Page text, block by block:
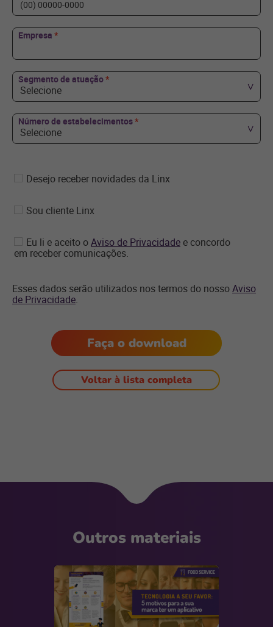
Empresa *
Segmento de atuação*
Selecione
Número de estabelecimentos*
Selecione
Desejo receber novidades da Linx
Sou cliente Linx
Eu li e aceito oAviso de Privacidade e concordo
em receber comunicações.
Esses dados serão utilizados nos termos do nossoAviso
de Privacidade.
Faça o download
Voltar à lista completa
Outros materiais